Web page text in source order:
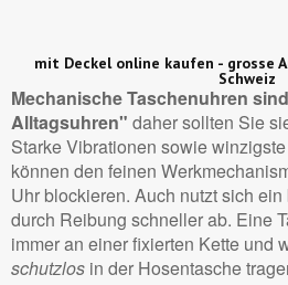
mit Deckel online kaufen - grosse
Schweiz
Mechanische Taschenuhren
Alltagsuhren" daher sollten Sie
Starke Vibrationen sowie
können den feinen
Uhr blockieren. Auch nutzt sich
durch Reibung schneller ab. Eine
immer an einer fixierten Kette und
schutzlos in der Hosentasche